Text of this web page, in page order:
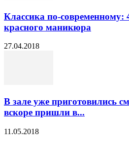
Классика по-современному:
красного маникюра
27.04.2018
В зале уже приготовились
вскоре пришли в...
11.05.2018